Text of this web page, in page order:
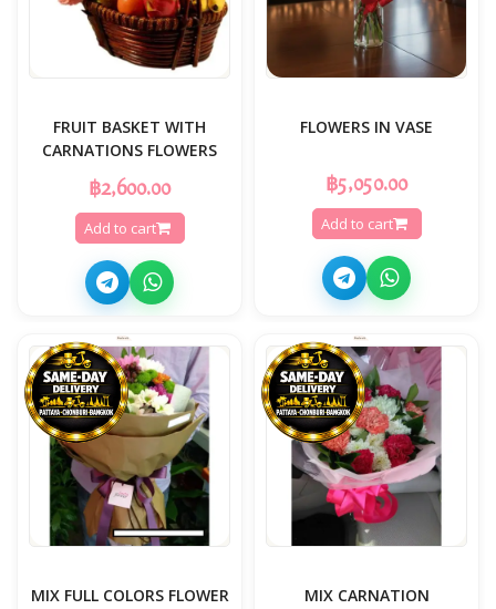
FLOWERS IN VASE
฿5,050.00
Add to cart
FRUIT BASKET WITH
CARNATIONS FLOWERS
฿2,600.00
Add to cart
MIX CARNATION
MIX FULL COLORS FLOWER